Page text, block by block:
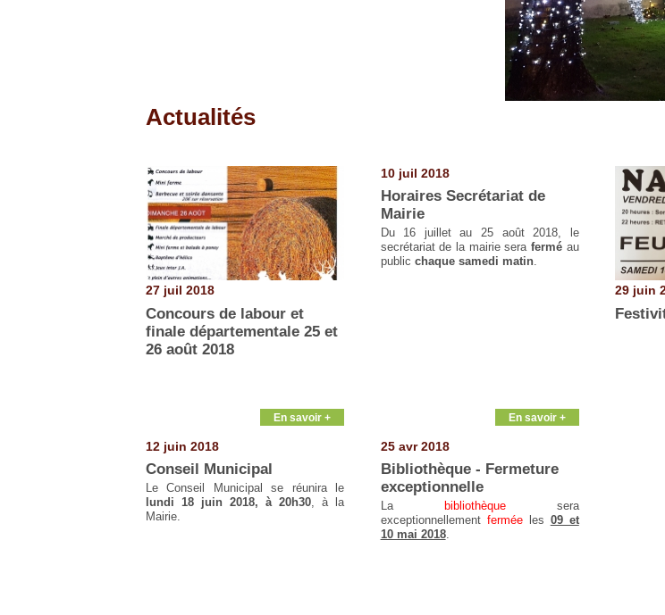
Actualités
27 juil 2018
Concours de labour et
finale départementale 25 et
26 août 2018
En savoir +
10 juil 2018
Horaires Secrétariat de
Mairie
Du 16 juillet au 25 août 2018, le
secrétariat de la mairie serafermé au
public chaque samedi matin.
En savoir +
29 juin
12 juin 2018
Conseil Municipal
Le Conseil Municipal se réunira le
lundi 18 juin 2018, à 20h30, à la
Mairie.
25 avr 2018
Bibliothèque - Fermeture
exceptionnelle
La bibliothèquesera
exceptionnellementferméeles 09 et
10 mai 2018.
Pages